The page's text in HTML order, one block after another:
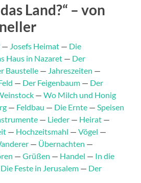
Land?“ – von
— Josefs Heimat — Die
Haus in Nazaret — Der
Baustelle — Jahreszeiten —
— Der Feigenbaum — Der
—Wo Milch und Honig
— Feldbau — Die Ernte — Speisen
— Lieder — Heirat —
— Hochzeitsmahl —Vögel —
— Übernachten —
—Grüßen — Handel — In die
Die Feste in Jerusalem — Der